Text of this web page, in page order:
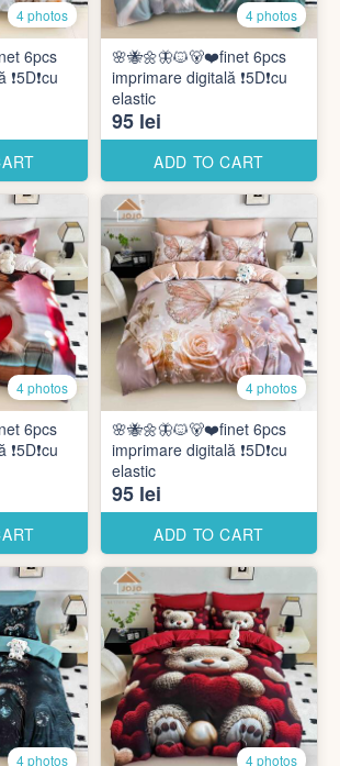
4 photos 4 photos
🌸🐝🌼🦋🐱🐻❤️finet 6pcs
imprimare digitală ❗️5D❗️cu
elastic
95 lei
ADD TO CART
4 photos 4 photos
🌸🐝🌼🦋🐱🐻❤️finet 6pcs
imprimare digitală ❗️5D❗️cu
elastic
95 lei
ADD TO CART
4 photos 4 photos